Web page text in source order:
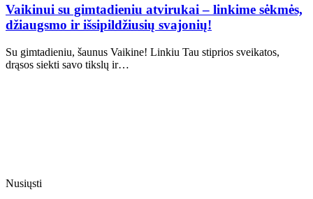
Vaikinui su gimtadieniu atvirukai – linkime sėkmės,
džiaugsmo ir išsipildžiusių svajonių!
Su gimtadieniu, šaunus Vaikine! Linkiu Tau stiprios sveikatos,
drąsos siekti savo tikslų ir…
Nusiųsti